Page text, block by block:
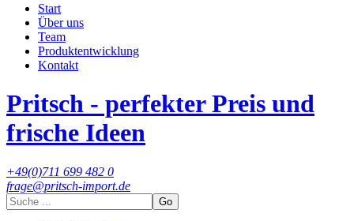
Start
Über uns
Team
Produktentwicklung
Kontakt
Pritsch - perfekter Preis und
frische Ideen
+49(0)711 699 482 0
frage@pritsch-import.de
Go